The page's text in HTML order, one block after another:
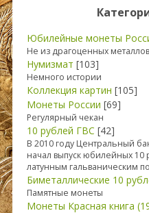
Юбилейные монеты
Не из драгоценных металлов
Нумизмат [103]
Немного истории
Коллекция картин [105]
Монеты России [69]
Регулярный чекан
10 рублей ГВС [42]
В 2010 году Центральный
начал выпуск юбилейных 10
латунным гальваническим
Биметаллические 10
Памятные монеты
Монеты Красная книга